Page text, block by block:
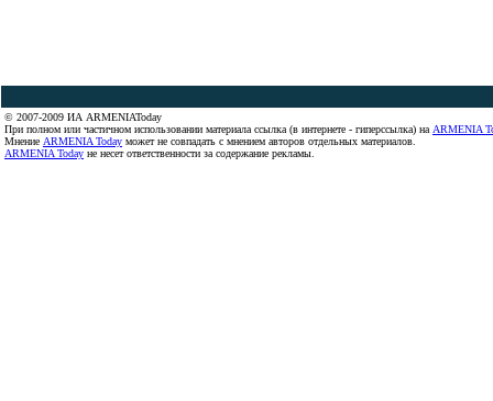
© 2007-2009 ИА ARMENIAToday
При полном или частичном использовании материала ссылка (в интернете - гиперссылка) на ARMENIA
Мнение ARMENIA Today может не совпадать с мнением авторов отдельных материалов.
ARMENIA Today не несет ответственности за содержание рекламы.